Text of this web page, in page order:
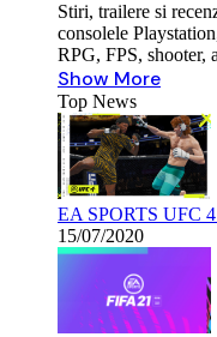
Stiri, trailere si
consolele
RPG, FPS, shooter,
Show More
Top News
EA SPORTS UFC
15/07/2020